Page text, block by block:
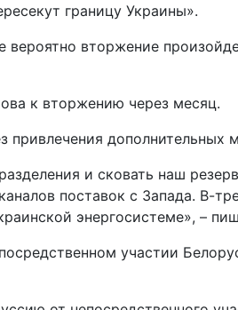
границу Украины».
вторжение
к вторжению через месяц.
и сковать наш
поставок с Запада. В-
энергосистеме», –
участии